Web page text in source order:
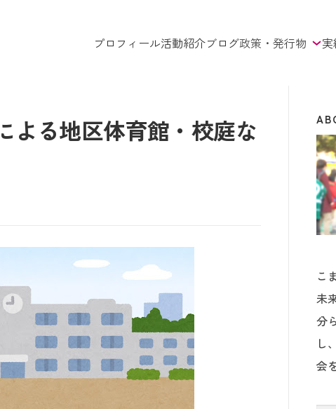
プロフィール活動紹介ブログ政策・発行物
よる地区体育館・校庭な
こ
未
分
し
会